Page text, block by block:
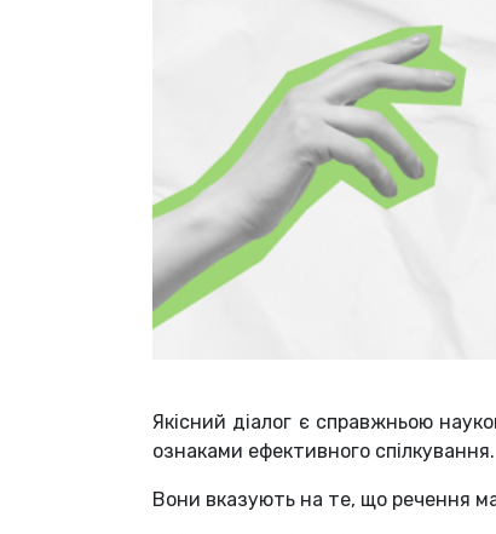
Якісний діалог є справжньою
ознаками ефективного спілкування.
Вони вказують на те, що речення